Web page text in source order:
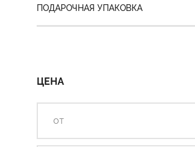
ПОДАРОЧНАЯ УПАКОВКА
ЦЕНА